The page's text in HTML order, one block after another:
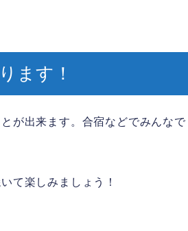
ます！
が出来ます。合宿などでみんなで
て楽しみましょう！